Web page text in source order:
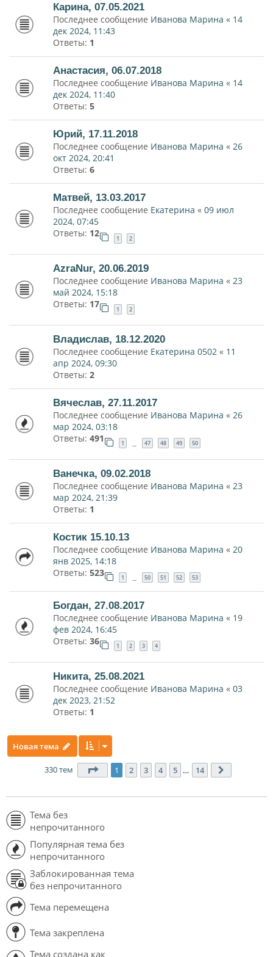
Карина, 07.05.2021
Последнее сообщение Иванова Марина « 14
дек 2024, 11:43
Ответы: 1
Анастасия, 06.07.2018
Последнее сообщение Иванова Марина « 14
дек 2024, 11:40
Ответы: 5
Юрий, 17.11.2018
Последнее сообщение Иванова Марина « 26
окт 2024, 20:41
Ответы: 6
Матвей, 13.03.2017
Последнее сообщение Екатерина « 09 июл
2024, 07:45
Ответы: 12 1 2
AzraNur, 20.06.2019
Последнее сообщение Иванова Марина « 23
май 2024, 15:18
Ответы: 17 1 2
Владислав, 18.12.2020
Последнее сообщение Екатерина 0502 « 11
апр 2024, 09:30
Ответы: 2
Вячеслав, 27.11.2017
Последнее сообщение Иванова Марина « 26
мар 2024, 03:18
Ответы: 491 1 … 47 48 49 50
Ванечка, 09.02.2018
Последнее сообщение Иванова Марина « 23
мар 2024, 21:39
Ответы: 1
Костик 15.10.13
Последнее сообщение Иванова Марина « 20
янв 2025, 14:18
Ответы: 523 1 … 50 51 52 53
Богдан, 27.08.2017
Последнее сообщение Иванова Марина « 19
фев 2024, 16:45
Ответы: 36 1 2 3 4
Никита, 25.08.2021
Последнее сообщение Иванова Марина « 03
дек 2023, 21:52
Ответы: 1
Новая тема
330 тем Страница 1из 14
1 2 3 4 5 … 14
Тема без
непрочитанного
Популярная тема без
непрочитанного
Заблокированная тема
без непрочитанного
Тема перемещена
Тема закреплена
Тема создана как